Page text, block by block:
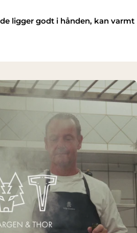
ligger godt i hånden, kan varmt